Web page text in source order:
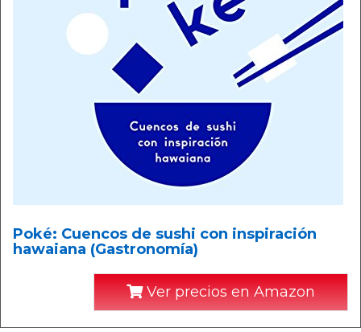
Poké: Cuencos de sushi con inspiración
hawaiana (Gastronomía)
Ver precios en Amazon